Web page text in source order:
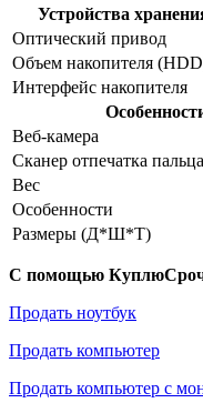
Устройства
Оптический привод
Объем накопителя
Интерфейс накопителя
Веб-камера
Сканер отпечатка пальца
Вес
Особенности
Размеры (Д*Ш*Т)
С помощью
Продать ноутбук
Продать компьютер
Продать компьютер с